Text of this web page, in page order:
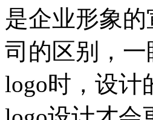
是企业形象
司的区别，
logo时，设计